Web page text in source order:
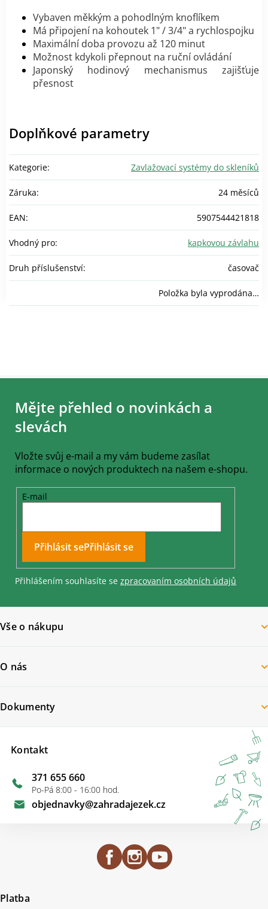
Vybaven měkkým a pohodlným knoflíkem
Má připojení na kohoutek 1" / 3/4" a rychlospojku
Maximální doba provozu až 120 minut
Možnost kdykoli přepnout na ruční ovládání
Japonský hodinový mechanismus zajišťuje
přesnost
Doplňkové parametry
Kategorie: Zavlažovací systémy do skleníků
Záruka: 24 měsíců
EAN: 5907544421818
Vhodný pro: kapkovou závlahu
Druh příslušenství: časovač
Položka byla vyprodána…
Z
Mějte přehled o novinkách a
slevách
Vložte svůj e-mail a my vám budeme zasílat
informace o nových produktech na našem e-shopu.
E-mail
Přihlásit se
Přihlášením souhlasíte se zpracovaním osobních údajů
Vše o nákupu
O nás
Kontakt
objednavky@zahradajezek.cz
371 655 660
Po-Pá 8:00 - 16:00 hod.
Dokumenty
Platba